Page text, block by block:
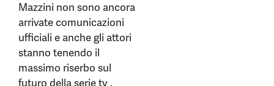
Mazzini non sono ancora
arrivate comunicazioni
ufficiali e anche gli attori
stanno tenendo il
massimo riserbo sul
futuro della serie tv .